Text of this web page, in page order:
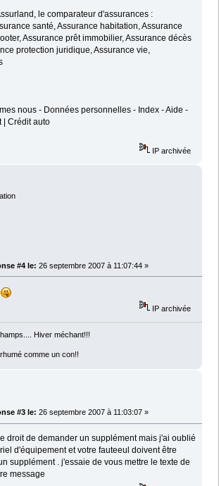
le comparateur d'assurances :
santé, Assurance habitation, Assurance
Assurance prêt immobilier, Assurance décès
protection juridique, Assurance vie,
nous - Données personnelles - Index - Aide -
| Crédit auto
IP archivée
#4 le: 26 septembre 2007 à 11:07:44 »
IP archivée
Hiver méchant!!!
comme un con!!
#3 le: 26 septembre 2007 à 11:03:07 »
droit de demander un supplément mais j'ai oublié
d'équipement et votre fauteeul doivent être
supplément . j'essaie de vous mettre le texte de
message